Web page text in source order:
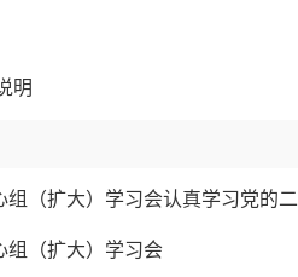
明
（扩大）学习会认真学习党的
组（扩大）学习会